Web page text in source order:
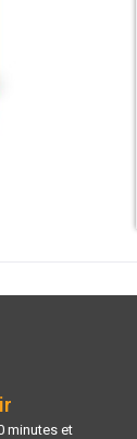
minutes et